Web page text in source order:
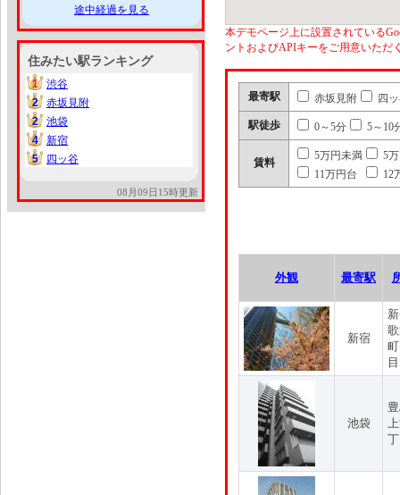
途中経過を見る
住みたい駅ランキング
1
1
渋谷
2
2
赤坂見附
2
2
池袋
4
4
新宿
5
5 四ッ谷
08月09日15時更新
本デモページ上に設置されている
ントおよびAPIキーをご用意いただ
最寄駅 赤坂見附 四
駅徒歩 0～5分 5～10
賃料
5万円未満
5
11万円台
12
外観 最寄駅
新宿
目
池袋